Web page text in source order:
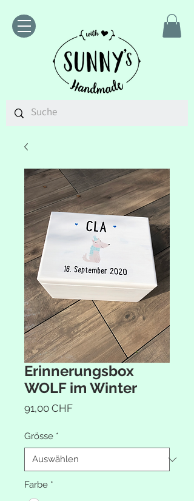
Erinnerungsbox
WOLF im Winter
91,00 CHFPreis
Grösse *
Farbe *